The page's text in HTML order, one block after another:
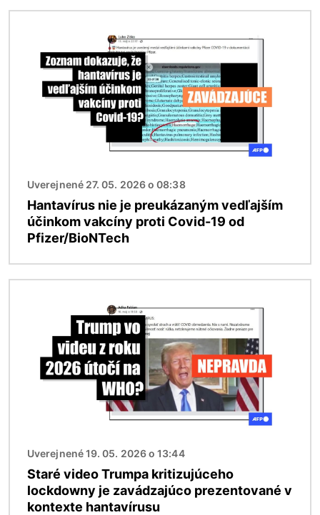
Uverejnené 27. 05. 2026 o 08:38
Hantavírus nie je preukázaným vedľajším
účinkom vakcíny proti Covid-19 od
Pfizer/BioNTech
Uverejnené 19. 05. 2026 o 13:44
Staré video Trumpa kritizujúceho
lockdowny je zavádzajúco prezentované v
kontexte hantavírusu